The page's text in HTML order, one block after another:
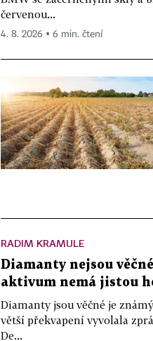
červenou...
4. 8. 2026 ▪ 6 min. čtení
RADIM KRAMULE
Diamanty nejsou
aktivum nemá jistou
Diamanty jsou věčné je
větší překvapení vyvolala
De...